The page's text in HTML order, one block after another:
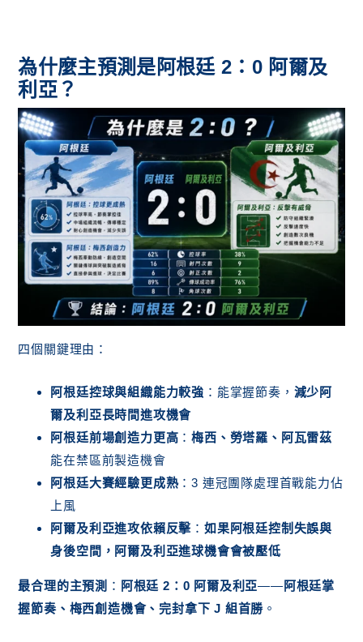
為什麼主預測是阿根廷 2：0 阿爾及
利亞？
四個關鍵理由：
阿根廷控球與組織能力較強 ：能掌握節奏， 減少阿
爾及利亞長時間進攻機會
阿根廷前場創造力更高 ：梅西、勞塔羅、阿瓦雷茲
能在禁區前製造機會
阿根廷大賽經驗更成熟：3 連冠團隊處理首戰能力佔
上風
阿爾及利亞進攻依賴反擊 ：如果阿根廷控制失誤與
身後空間，阿爾及利亞進球機會會被壓低
最合理的主預測 ： 阿根廷 2：0 阿爾及利亞——阿根廷掌
握節奏、梅西創造機會、完封拿下 J 組首勝 。